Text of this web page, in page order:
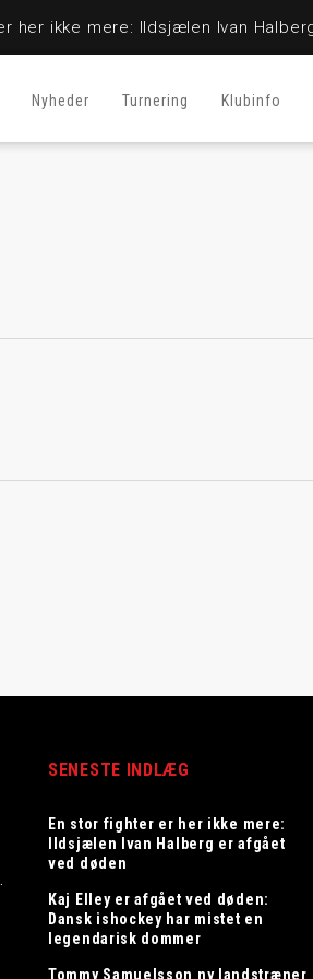
Nyheder Turnering Klubinfo
SENESTE INDLÆG
En stor fighter er her ikke mere:
Ildsjælen Ivan Halberg er afgået
ved døden
Kaj Elley er afgået ved døden:
Dansk ishockey har mistet en
legendarisk dommer
Tommy Samuelsson ny landstræner